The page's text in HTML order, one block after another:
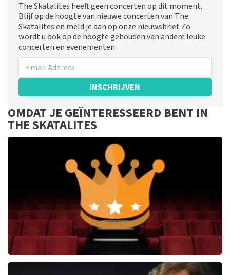
The Skatalites heeft geen concerten op dit moment.
Blijf op de hoogte van nieuwe concerten van The
Skatalites en meld je aan op onze nieuwsbrief. Zo
wordt u ook op de hoogte gehouden van andere leuke
concerten en evenementen.
INSCHRIJVEN
OMDAT JE GEÏNTERESSEERD BENT IN
THE SKATALITES